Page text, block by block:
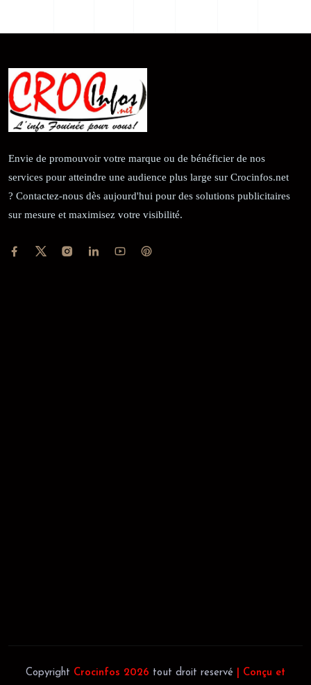
Envie de promouvoir votre marque ou de bénéficier de nos
services pour atteindre une audience plus large sur Crocinfos.net
? Contactez-nous dès aujourd'hui pour des solutions publicitaires
sur mesure et maximisez votre visibilité.
Copyright Crocinfos 2026 tout droit reservé
| Conçu et